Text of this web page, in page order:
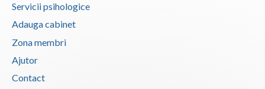
Servicii psihologice
Adauga cabinet
Zona membri
Ajutor
Contact